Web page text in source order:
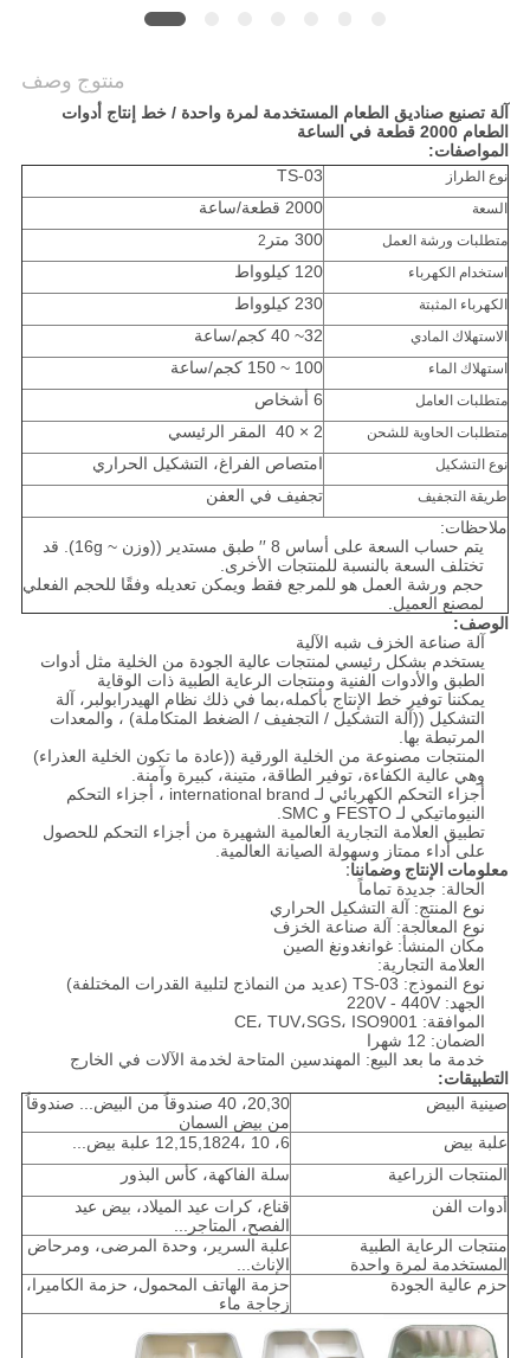
منتوج وصف
آلة تصنيع صناديق الطعام المستخدمة لمرة واحدة / خط إنتاج أدوات
الطعام 2000 قطعة في الساعة
المواصفات:
نوع الطراز TS-03
السعة 2000 قطعة/ساعة
متطلبات ورشة العمل 300 متر 2
استخدام الكهرباء 120 كيلوواط
الكهرباء المثبتة 230 كيلوواط
الاستهلاك المادي 32~ 40 كجم/ساعة
استهلاك الماء 100 ~ 150 كجم/ساعة
متطلبات العامل 6 أشخاص
متطلبات الحاوية للشحن 2 × 40 ‬ المقر الرئيسي
نوع التشكيل امتصاص الفراغ، التشكيل الحراري
طريقة التجفيف
تجفيف في العفن
ملاحظات:
يتم حساب السعة على أساس 8 ′′ طبق مستدير ((وزن ~ 16g). قد
تختلف السعة بالنسبة للمنتجات الأخرى.
حجم ورشة العمل هو للمرجع فقط ويمكن تعديله وفقًا للحجم الفعلي
لمصنع العميل.
الوصف:
آلة صناعة الخزف شبه الآلية
يستخدم بشكل رئيسي لمنتجات عالية الجودة من الخلية مثل أدوات
الطبق والأدوات الفنية ومنتجات الرعاية الطبية ذات الوقاية
يمكننا توفير خط الإنتاج بأكمله،بما في ذلك نظام الهيدرابولبر، آلة
التشكيل ((آلة التشكيل / التجفيف / الضغط المتكاملة) ، والمعدات
المرتبطة بها.
المنتجات مصنوعة من الخلية الورقية ((عادة ما تكون الخلية العذراء)
وهي عالية الكفاءة، توفير الطاقة، متينة، كبيرة وآمنة.
أجزاء التحكم الكهربائي لـ international brand ، أجزاء التحكم
النيوماتيكي لـ FESTO و SMC.
تطبيق العلامة التجارية العالمية الشهيرة من أجزاء التحكم للحصول
على أداء ممتاز وسهولة الصيانة العالمية.
معلومات الإنتاج وضماننا:
الحالة: جديدة تماماً
نوع المنتج: آلة التشكيل الحراري
نوع المعالجة: آلة صناعة الخزف
مكان المنشأ: غوانغدونغ الصين
العلامة التجارية:
نوع النموذج: TS-03 (عديد من النماذج لتلبية القدرات المختلفة)
الجهد: 220V - 440V
الموافقة: CE، TUV،SGS، ISO9001
الضمان: 12 شهرا
خدمة ما بعد البيع: المهندسين المتاحة لخدمة الآلات في الخارج
التطبيقات:
صينية البيض
20,30، 40 صندوقاً من البيض... صندوقاً
من بيض السمان
علبة بيض
6، 10 ،12,15,1824 علبة بيض...
المنتجات الزراعية
سلة الفاكهة، كأس البذور
أدوات الفن
قناع، كرات عيد الميلاد، بيض عيد
الفصح، المتاجر...
منتجات الرعاية الطبية
المستخدمة لمرة واحدة
علبة السرير، وحدة المرضى، ومرحاض
الإناث...
حزم عالية الجودة
حزمة الهاتف المحمول، حزمة الكاميرا،
زجاجة ماء